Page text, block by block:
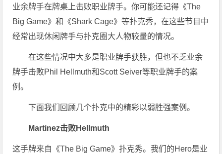
业余牌手在牌桌上击败职业牌手。你可能还记得《The
Big Game》和《Shark Cage》等扑克秀，在这些节目中
经常出现休闲牌手与扑克圈大人物较量的情况。
在这些情况中大多是职业牌手获胜，但也不乏业余
牌手击败Phil Hellmuth和Scott Seiver等职业牌手的案
例。
下面我们回顾几个扑克中的精彩以弱胜强案例。
Martinez击败Hellmuth
这手牌来自《The Big Game》扑克秀。我们的Hero是业